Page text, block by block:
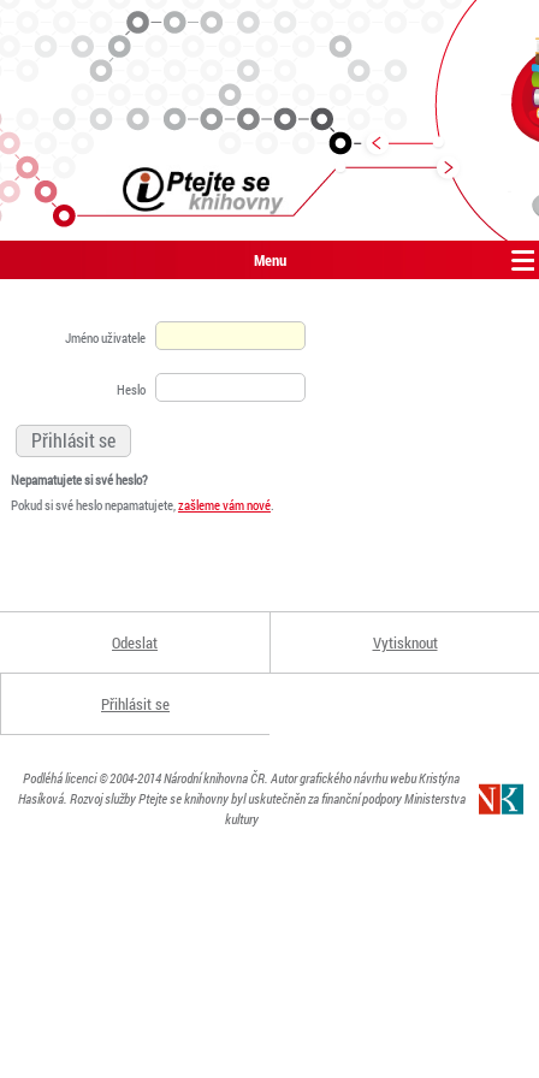
Menu
Jméno uživatele
Heslo
Nepamatujete si své heslo?
Pokud si své heslo nepamatujete,zašleme vám nové.
Odeslat Vytisknout
Přihlásit se
Podléhá licenci© 2004-2014Národní knihovna ČR. Autor grafického návrhu webu Kristýna
Hasíková. Rozvoj služby Ptejte se knihovny byl uskutečněn za finanční podpory Ministerstva
kultury